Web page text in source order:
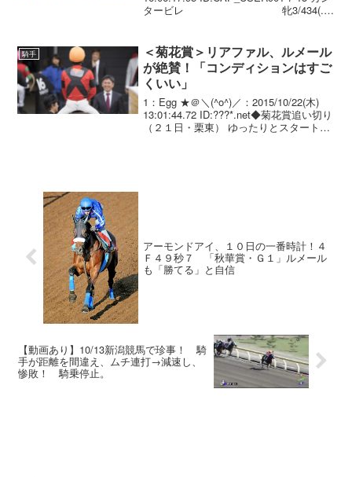
タービレ 牝3/434(.
騎手
＜菊花賞＞リアファル、ルメール
が絶賛！「コンディションはすご
くいい」
1：Egg ★＠＼(^o^)／：2015/10/22(木)
13:01:44.72 ID:???*.net◆菊花賞追い切り
（２１日・栗東） ゆったりとスタート
アーモンドアイ、１０日の一番時計！４
Ｆ４９秒７ 「秋華賞・Ｇ１」ルメール
も「勝てる」と自信
【動画あり】10/13新潟競馬で珍事！ 騎
手が距離を間違え、ムチ連打→減速し、
惨敗！ 騎乗停止。